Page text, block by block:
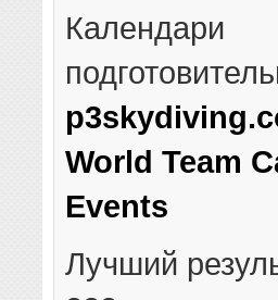
Календари
World Team
Events
Лучший